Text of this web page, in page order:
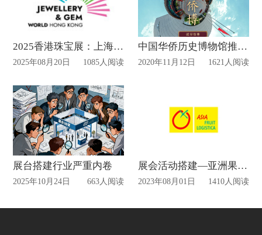
2025香港珠宝展：上海搭建商的展台设计布展方案
2025年08月20日 1085人阅读
中国华侨历史博物馆推出VR网上展馆
2020年11月12日 1621人阅读
展台搭建行业严重内卷
2025年10月24日 663人阅读
展会活动搭建—亚洲果蔬展最新动态
2023年08月01日 1410人阅读